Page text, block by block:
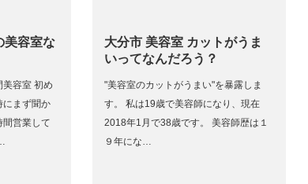
美容室な
容室 初め
にまず聞か
間営業して
大分市 美容室 カットがうま
いってなんだろう？
"美容室のカットがうまい"を暴露しま
す。 私は19歳で美容師になり、現在
2018年1月で38歳です。 美容師歴は１
９年にな…